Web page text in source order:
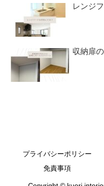
レンジ
収納扉
プライバシーポリシー
免責事項